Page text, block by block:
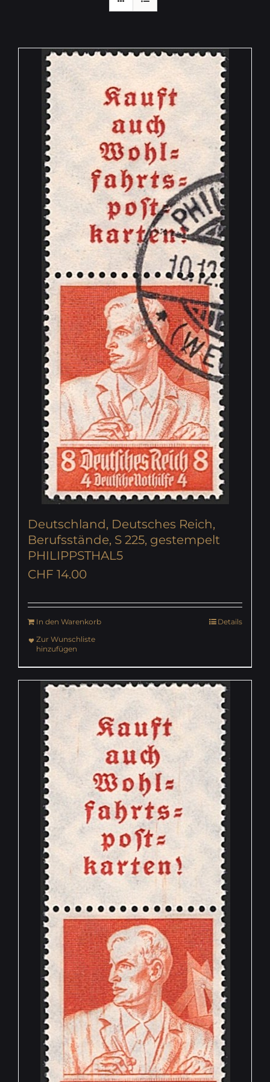
Deutschland, Deutsches Reich,
Berufsstände, S 225, gestempelt
PHILIPPSTHAL5
CHF 14.00
In den Warenkorb
Details
Zur Wunschliste
hinzufügen